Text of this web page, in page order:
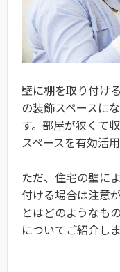
壁に棚を取り付け
の装飾スペースに
す。部屋が狭くて
スペースを有効活
ただ、住宅の壁に
付ける場合は注意
とはどのようなも
についてご紹介しま